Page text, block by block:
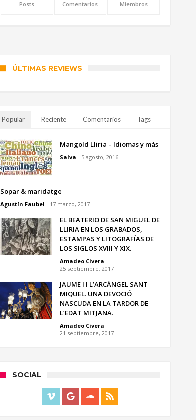
Posts Comentarios Miembros
ÚLTIMAS REVIEWS
Popular Reciente Comentarios Tags
Mangold Lliria – Idiomas y más
Salva 5 agosto, 2016
Sopar & maridatge
Agustín Faubel 17 marzo, 2017
EL BEATERIO DE SAN MIGUEL DE
LLIRIA EN LOS GRABADOS,
ESTAMPAS Y LITOGRAFÍAS DE
LOS SIGLOS XVIII Y XIX.
Amadeo Civera
25 septiembre, 2017
JAUME I I L’ARCÀNGEL SANT
MIQUEL. UNA DEVOCIÓ
NASCUDA EN LA TARDOR DE
L’EDAT MITJANA.
Amadeo Civera
21 septiembre, 2017
SOCIAL